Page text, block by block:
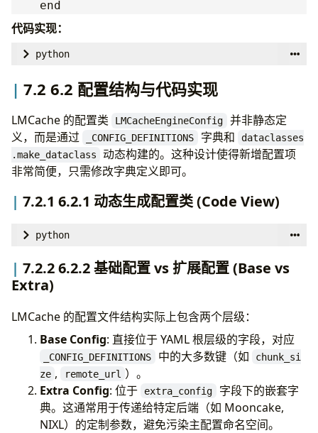
代码实现：
python
def lmcache_get_or_create_config
# ... (Singleton Check) ...
if
"LMCACHE_CONFIG_FILE" in os. environ:
config_file
= os.environ[
_config_instance =
# 环境变量覆盖配置文件
_config_instance.update_config_from_env
return _config_instance
7.2 6.2 配置结构与代码实现
LMCache 的配置类 LMCacheEngineConfig
并非静态定
义，而是通过
_CONFIG_DEFINITIONS 字典和
dataclasses
.make_dataclass
动态构建的。这种设计使得新增配置项
非常简便，只需修改字典定义即可。
7.2.1 6.2.1 动态生成配置类 (Code View)
python
# 1. 核心定义字典 (Config Definitions)
# ... (基础配置)
"chunk_size": {"type" : int, "default" : 256
# ... (PD: Prefill-Decode Disaggregation)
"enable_pd": { "type" : bool, "default": False
# ... (扩展配置字典)
7.2.2 6.2.2 基础配置 vs 扩展配置 (Base vs
Extra)
LMCache 的配置文件结构实际上包含两个层级：
Base Config: 直接位于 YAML 根层级的字段，对应
_CONFIG_DEFINITIONS 中的大多数键（如
chunk_si
ze , remote_url ）。
Extra Config: 位于 extra_config
字段下的嵌套字
典。这通常用于传递给特定后端（如 Mooncake,
NIXL）的定制参数，避免污染主配置命名空间。